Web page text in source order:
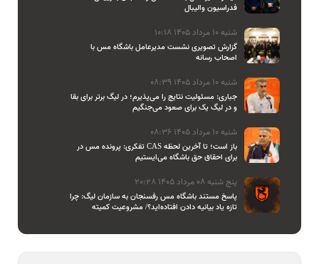
فدراسیون والیبال
شنبه 10 مرداد 1405 10:18
گزارش تصویری نشست مدیرعامل باشگاه مس با
اصحاب رسانه
شنبه 10 مرداد 1405 08:39
جباری: مسئولیت نتایج را می‌پذیرم؛ در لیگ برتر برای بقا
و در لیگ یک برای صعود می‌جنگیم
شنبه 10 مرداد 1405 08:36
تفکری: پرونده مس در CAS باز است؛ تا آخرین لحظه
برای احقاق حق باشگاه می‌ایستیم
پنج شنبه 08 مرداد 1405 20:28
پاسخ مستند باشگاه مس رفسنجان به سازمان لیگ: چرا
تازه یاد بیانیه دادن افتاده‌اید؟/ مشروعیت کمیته